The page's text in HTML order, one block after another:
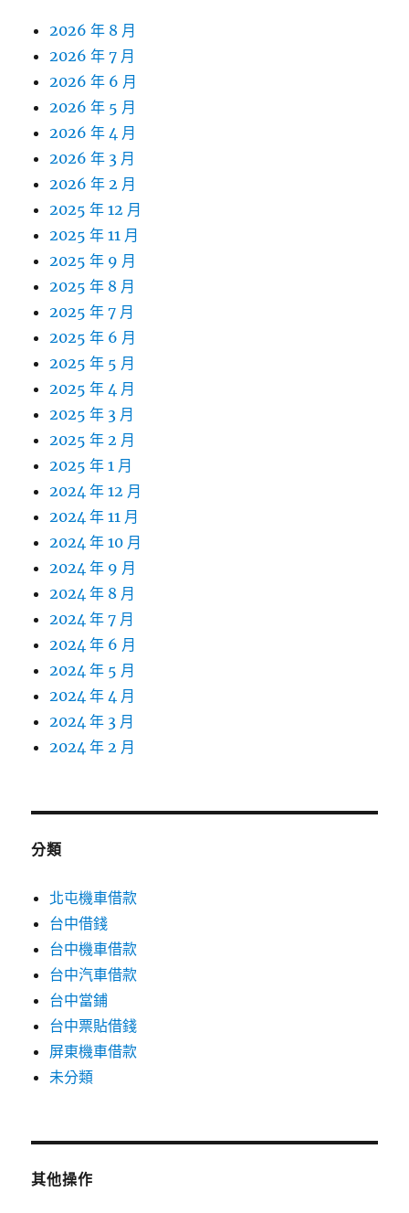
2026 年 8 月
2026 年 7 月
2026 年 6 月
2026 年 5 月
2026 年 4 月
2026 年 3 月
2026 年 2 月
2025 年 12 月
2025 年 11 月
2025 年 9 月
2025 年 8 月
2025 年 7 月
2025 年 6 月
2025 年 5 月
2025 年 4 月
2025 年 3 月
2025 年 2 月
2025 年 1 月
2024 年 12 月
2024 年 11 月
2024 年 10 月
2024 年 9 月
2024 年 8 月
2024 年 7 月
2024 年 6 月
2024 年 5 月
2024 年 4 月
2024 年 3 月
2024 年 2 月
分類
北屯機車借款
台中借錢
台中機車借款
台中汽車借款
台中當鋪
台中票貼借錢
屏東機車借款
未分類
其他操作